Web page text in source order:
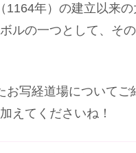
年）の建立以来
ルの一つとして、そ
写経道場についてご
えてくださいね！